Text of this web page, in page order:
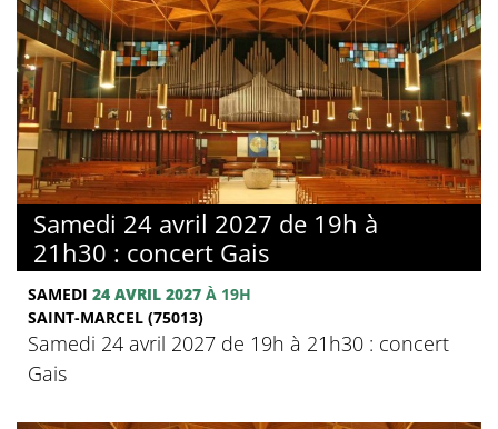
Samedi 24 avril 2027 de 19h à
21h30 : concert Gais
SAMEDI 24 AVRIL 2027 À 19H
SAINT-MARCEL (75013)
Samedi 24 avril 2027 de 19h à 21h30 : concert
Gais